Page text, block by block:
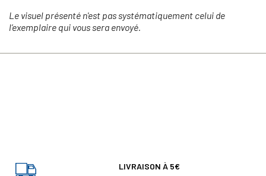
Le visuel présenté n'est pas systématiquement celui de
l’exemplaire qui vous sera envoyé.
LIVRAISON À 5€